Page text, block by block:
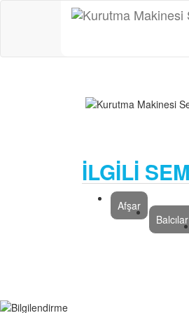
İLGİLİ
Afşar
Balcılar